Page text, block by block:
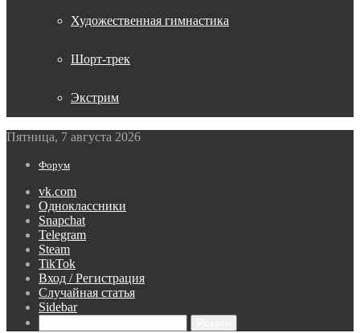
Художественная гимнастика
Шорт-трек
Экстрим
Пятница, 7 августа 2026
Форум
vk.com
Одноклассники
Snapchat
Telegram
Steam
TikTok
Вход / Регистрация
Случайная статья
Sidebar